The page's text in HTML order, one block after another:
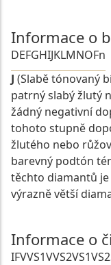
Informace o
DEFGHIJKLMNOFn
J (Slabě tónovaný
patrný slabý žlutý
žádný negativní
tohoto stupně
žlutého nebo
barevný podtón
těchto diamantů
výrazně větší
Informace o
IFVVS1VVS2VS1VS2